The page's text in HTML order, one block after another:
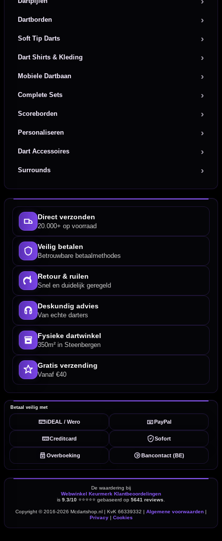
Dartborden
Soft Tip Darts
Dart Shirts & Kleding
Mobiele Dartbaan
Complete Sets
Scoreborden
Personaliseren
Dart Accessoires
Surrounds
Direct verzonden
20.000+ op voorraad
Veilig betalen
Betrouwbare betaalmethodes
Retour & ruilen
Snel en duidelijk geregeld
Deskundig advies
Van echte darters
Fysieke dartwinkel
350m² in Steenbergen
Gratis verzending
Vanaf €40
Betaal veilig met
iDEAL / Wero PayPal
Creditcard Sofort
Overboeking Bancontact (BE)
De waardering bij
Webwinkel Keurmerk Klantbeoordelingen
is 9.3/10 ⭐⭐⭐⭐⭐ gebaseerd op 5641 reviews
Copyright © 2016-2026 Mcdartshop.nl | KvK 66339332 | Algemene voorwaarden |
Privacy| Cookies